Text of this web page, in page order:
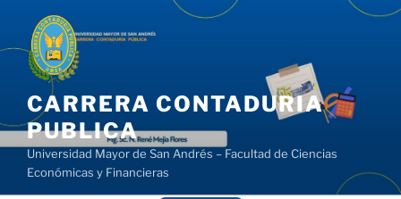
contenido
CARRERA CONTADURIA
PUBLICA
Universidad Mayor de San Andrés – Facultad de Ciencias
Económicas y Financieras